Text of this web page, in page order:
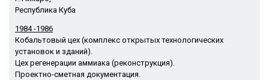
Республика Куба
1984 -1986
Кобальтовый цех (комплекс открытых технологических
установок и зданий).
Цех регенерации аммиака (реконструкция).
Проектно-сметная документация.